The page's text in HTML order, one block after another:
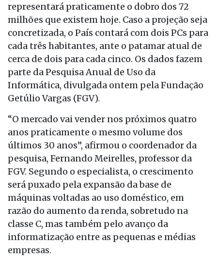
representará praticamente o dobro dos 72
milhões que existem hoje. Caso a projeção seja
concretizada, o País contará com dois PCs para
cada três habitantes, ante o patamar atual de
cerca de dois para cada cinco. Os dados fazem
parte da Pesquisa Anual de Uso da
Informática, divulgada ontem pela Fundação
Getúlio Vargas (FGV).
“O mercado vai vender nos próximos quatro
anos praticamente o mesmo volume dos
últimos 30 anos”, afirmou o coordenador da
pesquisa, Fernando Meirelles, professor da
FGV. Segundo o especialista, o crescimento
será puxado pela expansão da base de
máquinas voltadas ao uso doméstico, em
razão do aumento da renda, sobretudo na
classe C, mas também pelo avanço da
informatização entre as pequenas e médias
empresas.